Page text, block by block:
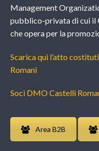
Management
pubblico-privata di cui il
che opera per la
Scarica qui l’atto
Romani
Soci DMO Castelli
Area B2B